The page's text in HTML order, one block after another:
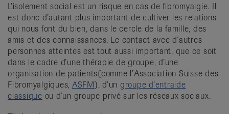
L’isolement social est un risque en cas de fibromyalgie. Il
est donc d’autant plus important de cultiver les relations
qui nous font du bien, dans le cercle de la famille, des
amis et des connaissances. Le contact avec d’autres
personnes atteintes est tout aussi important, que ce soit
dans le cadre d’une thérapie de groupe, d’une
organisation de patients(comme l’Association Suisse des
Fibromyalgiques, ASFM), d’un groupe d’entraide
classique ou d’un groupe privé sur les réseaux sociaux.